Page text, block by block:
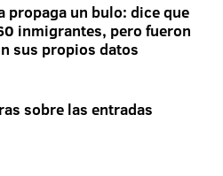
propaga un bulo: dice que
inmigrantes, pero fueron
sus propios datos
sobre las entradas